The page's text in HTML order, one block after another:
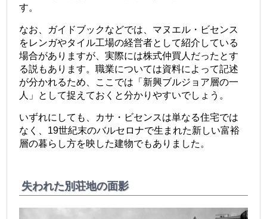
す。
なお、ガイドブックなどでは、マヌエル・ビセンス
をレンガやタイル工場の経営者として紹介している
場合がありますが、実際には株式仲買人だったとす
る説もあります。職業については資料によって記述
が分かれるため、ここでは「新興ブルジョア層の一
人」として捉えておくと分かりやすいでしょう。
いずれにしても、カサ・ビセンスは単なる住宅では
なく、19世紀末のバルセロナで生まれた新しい富裕
層の暮らし方を映した建物でもありました。
失われた別荘地の面影